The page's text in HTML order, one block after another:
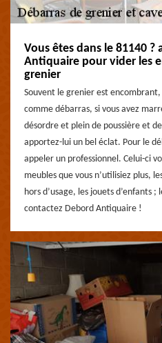
Vous êtes dans le 81140 ?
Antiquaire pour vider les
grenier
Souvent le grenier est
comme débarras, si vous avez
désordre et plein de poussière et
apportez-lui un bel éclat. Pour le
appeler un professionnel. Celui-ci
meubles que vous n’utilisiez plus,
hors d’usage, les jouets d’enfants
contactez Debord Antiquaire !